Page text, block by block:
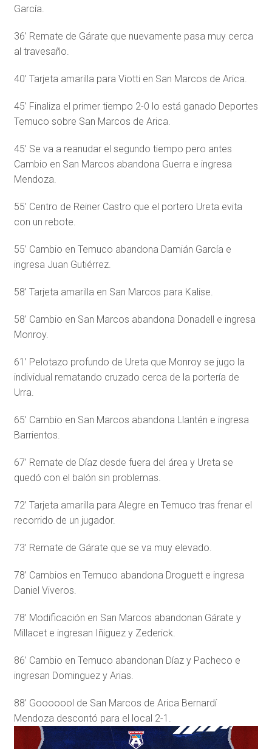
García.
36’ Remate de Gárate que nuevamente pasa muy cerca
al travesaño.
40’ Tarjeta amarilla para Viotti en San Marcos de Arica.
45’ Finaliza el primer tiempo 2-0 lo está ganado Deportes
Temuco sobre San Marcos de Arica.
45’ Se va a reanudar el segundo tiempo pero antes
Cambio en San Marcos abandona Guerra e ingresa
Mendoza.
55’ Centro de Reiner Castro que el portero Ureta evita
con un rebote.
55’ Cambio en Temuco abandona Damián García e
ingresa Juan Gutiérrez.
58’ Tarjeta amarilla en San Marcos para Kalise.
58’ Cambio en San Marcos abandona Donadell e ingresa
Monroy.
61’ Pelotazo profundo de Ureta que Monroy se jugo la
individual rematando cruzado cerca de la portería de
Urra.
65’ Cambio en San Marcos abandona Llantén e ingresa
Barrientos.
67’ Remate de Díaz desde fuera del área y Ureta se
quedó con el balón sin problemas.
72’ Tarjeta amarilla para Alegre en Temuco tras frenar el
recorrido de un jugador.
73’ Remate de Gárate que se va muy elevado.
78’ Cambios en Temuco abandona Droguett e ingresa
Daniel Viveros.
78’ Modificación en San Marcos abandonan Gárate y
Millacet e ingresan Iñiguez y Zederick.
86’ Cambio en Temuco abandonan Díaz y Pacheco e
ingresan Dominguez y Arias.
88’ Gooooool de San Marcos de Arica Bernardí
Mendoza descontó para el local 2-1.